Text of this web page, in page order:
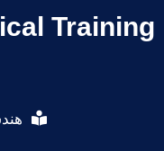
Training